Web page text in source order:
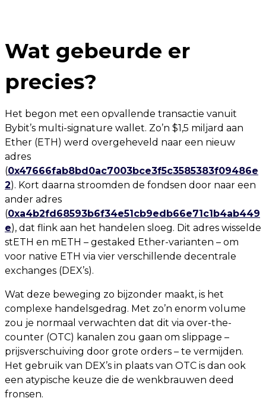
Wat gebeurde er
precies?
Het begon met een opvallende transactie vanuit
Bybit’s multi-signature wallet. Zo’n $1,5 miljard aan
Ether (ETH) werd overgeheveld naar een nieuw
adres
(0x47666fab8bd0ac7003bce3f5c3585383f09486e
2). Kort daarna stroomden de fondsen door naar een
ander adres
(0xa4b2fd68593b6f34e51cb9edb66e71c1b4ab449
e), dat flink aan het handelen sloeg. Dit adres wisselde
stETH en mETH – gestaked Ether-varianten – om
voor native ETH via vier verschillende decentrale
exchanges (DEX’s).
Wat deze beweging zo bijzonder maakt, is het
complexe handelsgedrag. Met zo’n enorm volume
zou je normaal verwachten dat dit via over-the-
counter (OTC) kanalen zou gaan om slippage –
prijsverschuiving door grote orders – te vermijden.
Het gebruik van DEX’s in plaats van OTC is dan ook
een atypische keuze die de wenkbrauwen deed
fronsen.